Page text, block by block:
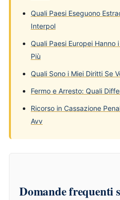
Quali Paesi Eseguono
Interpol
Quali Paesi Europei
Più
Quali Sono i Miei Diritti Se
Fermo e Arresto: Quali
Ricorso in Cassazione
Avv
Domande frequenti